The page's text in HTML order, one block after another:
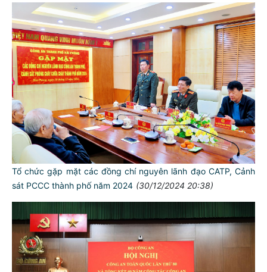
Tổ chức gặp mặt các đồng chí nguyên lãnh đạo CATP, Cảnh
sát PCCC thành phố năm 2024 (30/12/2024 20:38)